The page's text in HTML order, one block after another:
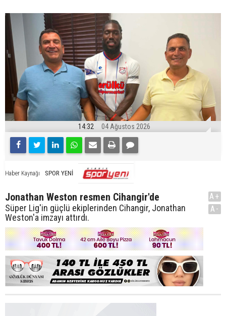
14:32 04 Ağustos 2026
Haber Kaynağı SPOR YENİ
Jonathan Weston resmen Cihangir'de
Süper Lig'in güçlü ekiplerinden Cihangir, Jonathan
Weston'a imzayı attırdı.
A+
A-